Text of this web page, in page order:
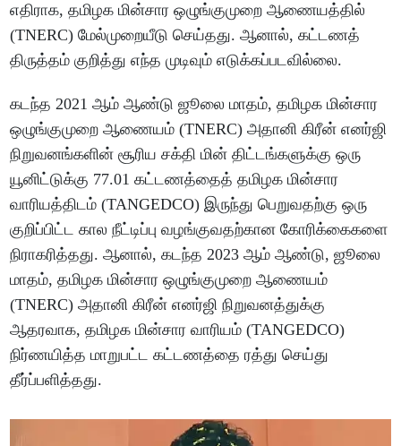
எதிராக, தமிழக மின்சார ஒழுங்குமுறை ஆணையத்தில்
(TNERC) மேல்முறையீடு செய்தது. ஆனால், கட்டணத்
திருத்தம் குறித்து எந்த முடிவும் எடுக்கப்படவில்லை.
கடந்த 2021 ஆம் ஆண்டு ஜூலை மாதம், தமிழக மின்சார
ஒழுங்குமுறை ஆணையம் (TNERC) அதானி கிரீன் எனர்ஜி
நிறுவனங்களின் சூரிய சக்தி மின் திட்டங்களுக்கு ஒரு
யூனிட்டுக்கு 77.01 கட்டணத்தைத் தமிழக மின்சார
வாரியத்திடம் (TANGEDCO) இருந்து பெறுவதற்கு ஒரு
குறிப்பிட்ட கால நீட்டிப்பு வழங்குவதற்கான கோரிக்கைகளை
நிராகரித்தது. ஆனால், கடந்த 2023 ஆம் ஆண்டு, ஜூலை
மாதம், தமிழக மின்சார ஒழுங்குமுறை ஆணையம்
(TNERC) அதானி கிரீன் எனர்ஜி நிறுவனத்துக்கு
ஆதரவாக, தமிழக மின்சார வாரியம் (TANGEDCO)
நிர்ணயித்த மாறுபட்ட கட்டணத்தை ரத்து செய்து
தீர்ப்பளித்தது.